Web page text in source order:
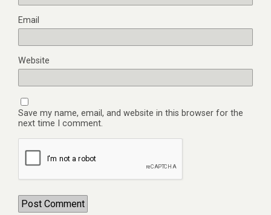
Email
Website
Save my name, email, and website in this browser for the
next time I comment.